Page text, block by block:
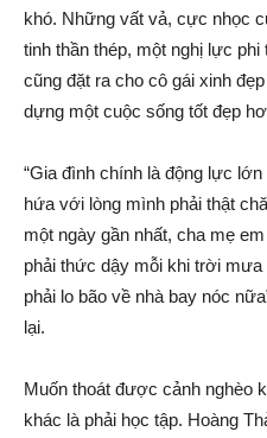
khó. Những vất vả, cực nhọc
tinh thần thép, một nghị lực
cũng đặt ra cho cô gái xinh
dựng một cuộc sống tốt đẹp
“Gia đình chính là động lực
hứa với lòng mình phải thật
một ngày gần nhất, cha mẹ
phải thức dậy mỗi khi trời
phải lo bão về nhà bay nóc
lại.
Muốn thoát được cảnh nghèo
khác là phải học tập. Hoàng